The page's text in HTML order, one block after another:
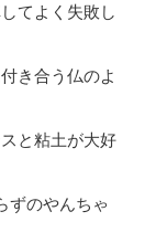
てよく失敗し
き合う仏のよ
と粘土が大好
ずのやんちゃ